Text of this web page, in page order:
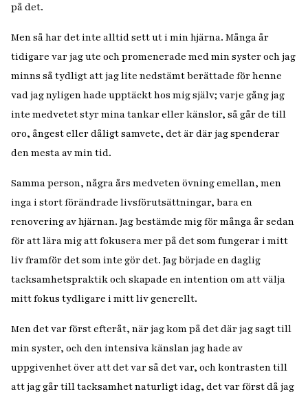
på det.
Men så har det inte alltid sett ut i min hjärna. Många år
tidigare var jag ute och promenerade med min syster och jag
minns så tydligt att jag lite nedstämt berättade för henne
vad jag nyligen hade upptäckt hos mig själv; varje gång jag
inte medvetet styr mina tankar eller känslor, så går de till
oro, ångest eller dåligt samvete, det är där jag spenderar
den mesta av min tid.
Samma person, några års medveten övning emellan, men
inga i stort förändrade livsförutsättningar, bara en
renovering av hjärnan. Jag bestämde mig för många år sedan
för att lära mig att fokusera mer på det som fungerar i mitt
liv framför det som inte gör det. Jag började en daglig
tacksamhetspraktik och skapade en intention om att välja
mitt fokus tydligare i mitt liv generellt.
Men det var först efteråt, när jag kom på det där jag sagt till
min syster, och den intensiva känslan jag hade av
uppgivenhet över att det var så det var, och kontrasten till
att jag går till tacksamhet naturligt idag, det var först då jag